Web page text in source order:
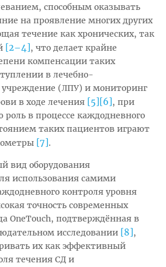
способным оказывать
на проявление многих других
течение как хронических, так
[2–4], что делает крайне
компенсации таких
в лечебно-
учреждение (ЛПУ) и мониторинг
в ходе лечения [5][6], при
в процессе каждодневного
таких пациентов играют
[7].
вид оборудования
использования самими
контроля уровня
точность современных
OneTouch, подтверждённая в
исследовании [8],
их как эффективный
течения СД и